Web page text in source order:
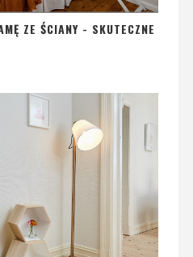
ZE ŚCIANY - SKUTECZNE